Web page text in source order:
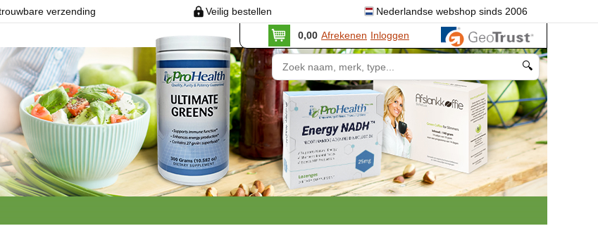
verzending Veilig bestellen Nederlandse webshop sinds 2006
0,00 Afrekenen Inloggen
🔍